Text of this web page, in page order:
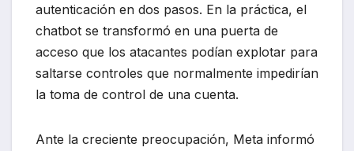
autenticación en dos pasos. En la práctica, el
chatbot se transformó en una puerta de
acceso que los atacantes podían explotar para
saltarse controles que normalmente impedirían
la toma de control de una cuenta.
Ante la creciente preocupación, Meta informó